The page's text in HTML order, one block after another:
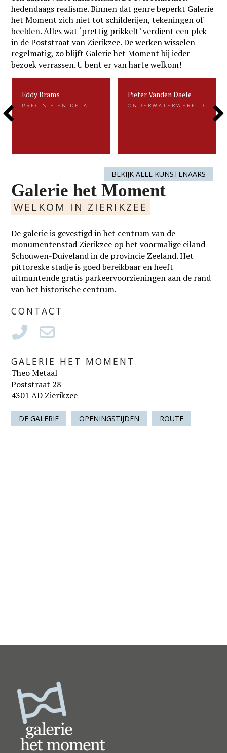
hedendaags realisme. Binnen dat genre beperkt Galerie
het Moment zich niet tot schilderijen, tekeningen of
beelden. Alles wat ‘prettig prikkelt’ verdient een plek
in de Poststraat van Zierikzee. De werken wisselen
regelmatig, zo blijft Galerie het Moment bij ieder
bezoek verrassen. U bent er van harte welkom!
Eddy Brams
PRECISIE EN DETAIL
Pieter Vanden Daele
ONDERWATERWERELD
Pieter Vanden Daele
Next
BEKIJK ALLE KUNSTENAARS
Galerie het Moment
WELKOM IN ZIERIKZEE
De galerie is gevestigd in het centrum van de
monumentenstad Zierikzee op het voormalige eiland
Schouwen-Duiveland in de provincie Zeeland. Het
pittoreske stadje is goed bereikbaar en heeft
uitmuntende gratis parkeervoorzieningen aan de rand
van het historische centrum.
CONTACT
GALERIE HET MOMENT
Theo Metaal
Poststraat 28
4301 AD Zierikzee
DE GALERIE OPENINGSTIJDEN ROUTE